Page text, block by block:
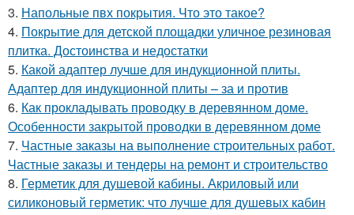
3. Напольные пвх покрытия. Что это такое?
4. Покрытие для детской площадки уличное резиновая
плитка. Достоинства и недостатки
5. Какой адаптер лучше для индукционной плиты.
Адаптер для индукционной плиты – за и против
6. Как прокладывать проводку в деревянном доме.
Особенности закрытой проводки в деревянном доме
7. Частные заказы на выполнение строительных работ.
Частные заказы и тендеры на ремонт и строительство
8. Герметик для душевой кабины. Акриловый или
силиконовый герметик: что лучше для душевых кабин